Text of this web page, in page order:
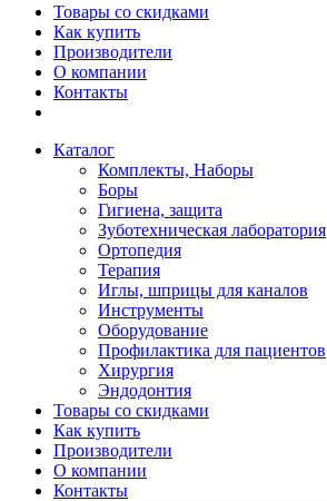
Товары со скидками
Как купить
Производители
О компании
Контакты
Каталог
Комплекты, Наборы
Боры
Гигиена, защита
Зуботехническая лаборатория
Ортопедия
Терапия
Иглы, шприцы для каналов
Инструменты
Оборудование
Профилактика для пациентов
Хирургия
Эндодонтия
Товары со скидками
Как купить
Производители
О компании
Контакты